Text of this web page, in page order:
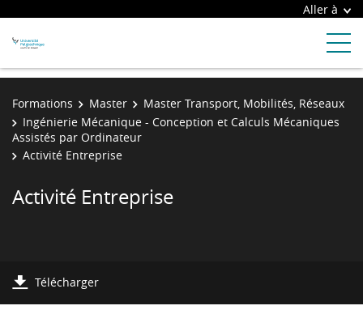
Aller à
Formations Master
Master Transport, Mobilités, Réseaux
Ingénierie Mécanique - Conception et Calculs Mécaniques
Assistés par Ordinateur
Activité Entreprise
Activité Entreprise
Télécharger